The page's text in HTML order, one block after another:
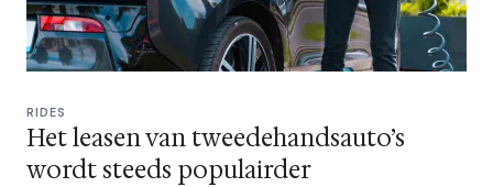
RIDES
Het leasen van tweedehandsauto’s
wordt steeds populairder